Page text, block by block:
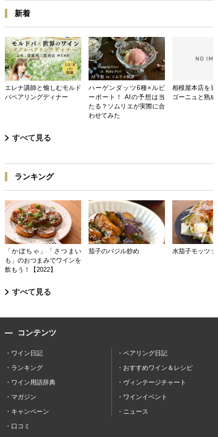
新着
エレナ講師と愉しむモルド
バペアリングディナー
ハーゲンダッツ6種×ルビ
ーポート！ AIの予想は当
たる？ソムリエが実際に合
わせてみた
相模屋本店を
ゴーニュと熟
すべて見る
ランキング
「かぼちゃ」「さつまい
も」のおつまみでワインを
飲もう！【2022】
茄子のバジル炒め 水茄子モッツァ
すべて見る
コンテンツ
ワイン日記
ペアリング日記
ランキング
おすすめワイン＆レシピ
ワイン用語辞典
ヴィンテージチャート
マガジン
ワインイベント
キャンペーン
ニュース
口コミ